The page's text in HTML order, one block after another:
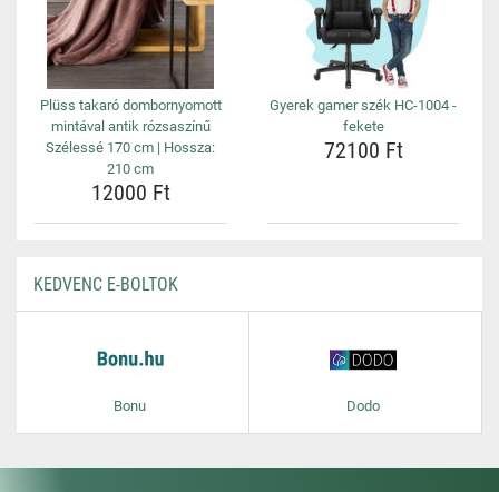
Plüss takaró dombornyomott
mintával antik rózsaszínű
Szélessé 170 cm | Hossza:
210 cm
12000 Ft
Gyerek gamer szék HC-1004 -
fekete
72100 Ft
KEDVENC E-BOLTOK
Bonu Dodo